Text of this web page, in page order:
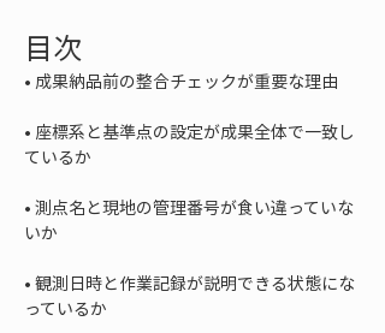
目次
•
• 座標系と基準点の設定が成果全体で一致し
• 測点名と現地の管理番号が食い違っていな
• 観測日時と作業記録が説明できる状態にな